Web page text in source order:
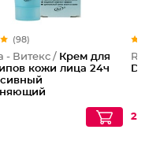
(98)
- Витекс / Крем для
кожи лица 24ч